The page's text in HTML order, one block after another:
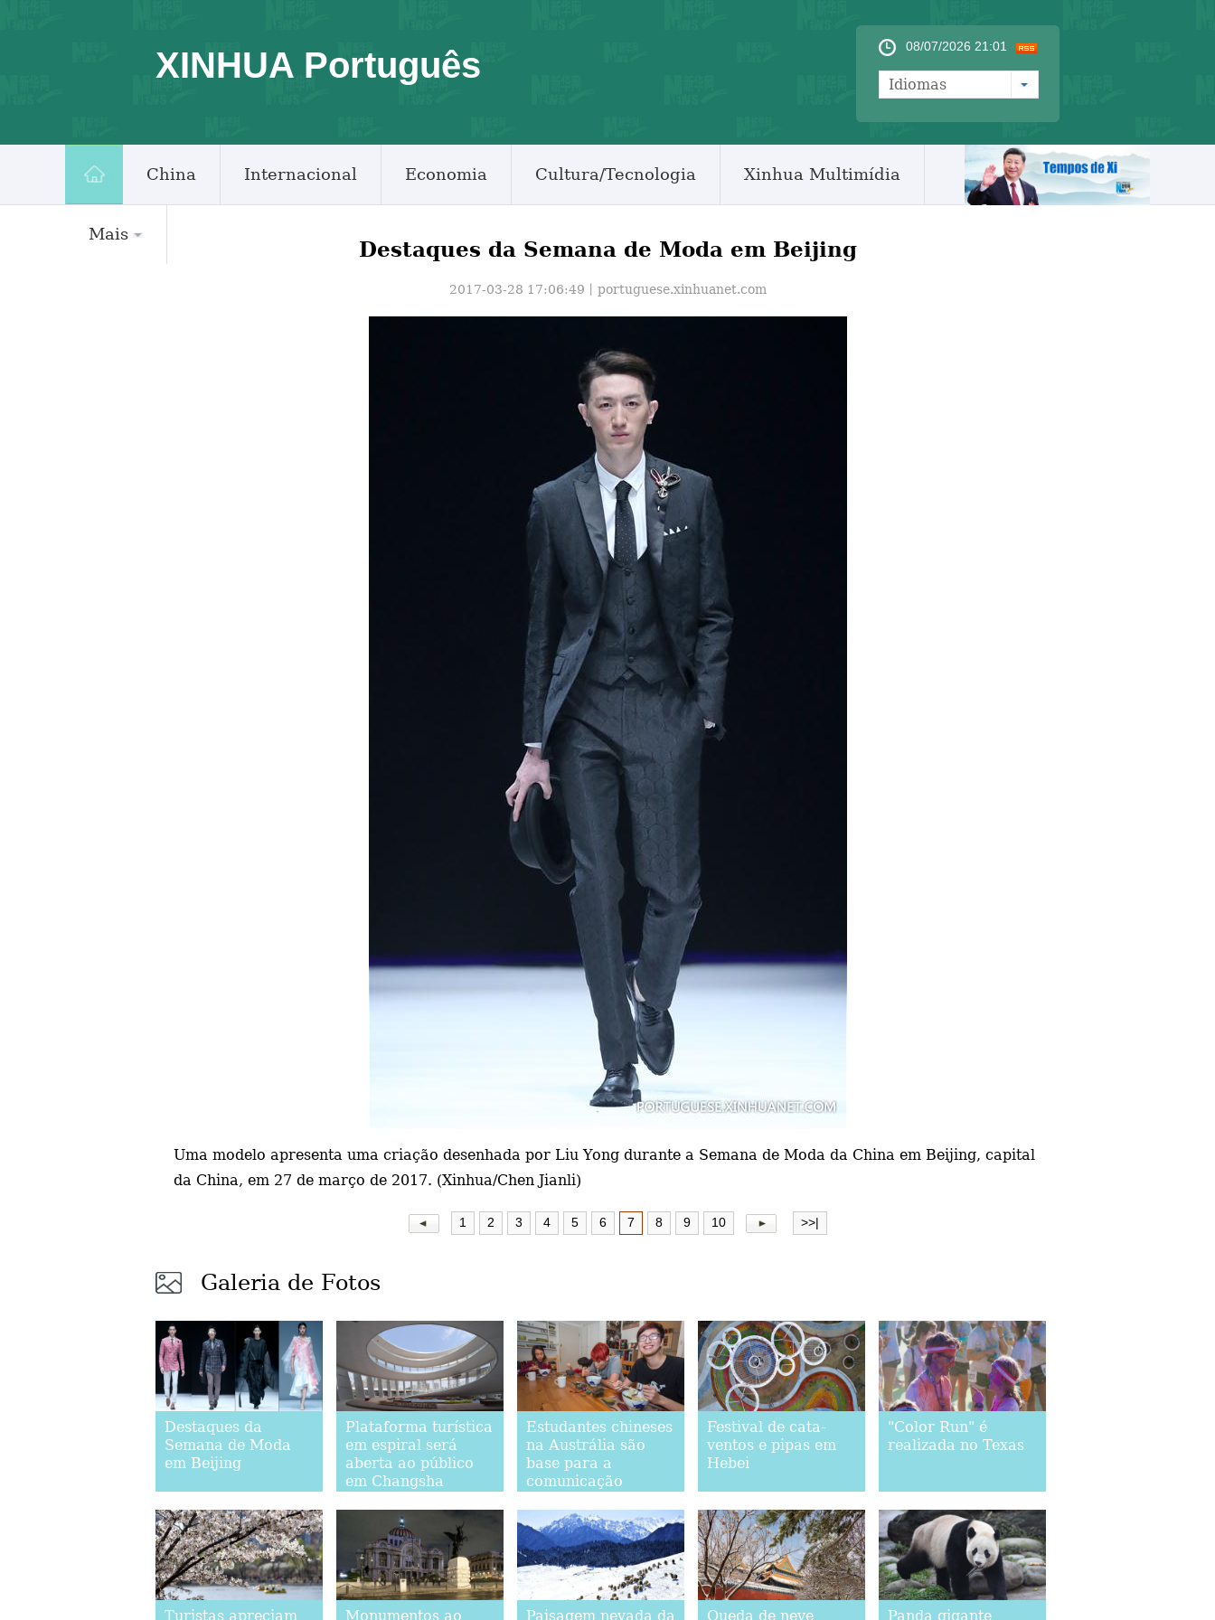
XINHUA Português 08/07/2026 21:01
Idiomas
China Internacional Economia Cultura/Tecnologia Xinhua Multimídia
Mais
Destaques da Semana de Moda em Beijing
2017-03-28 17:06:49丨 portuguese.xinhuanet.com
Uma modelo apresenta uma criação desenhada por Liu Yong durante a Semana de Moda da China em Beijing, capital
da China, em 27 de março de 2017. (Xinhua/Chen Jianli)
1 2 3 4 5 6 7 8 9 10 >>|
Galeria de Fotos
Destaques da
Semana de Moda
em Beijing
Plataforma turística
em espiral será
aberta ao público
em Changsha
Estudantes chineses
na Austrália são
base para a
comunicação
os dois países
Festival de cata-
ventos e pipas em
Hebei
"Color Run" é
realizada no Texas
Turistas apreciam Monumentos ao Paisagem nevada da Queda de neve Panda gigante